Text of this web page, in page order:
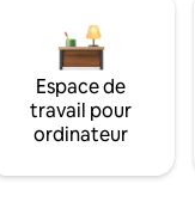
Espace de
travail pour
ordinateur